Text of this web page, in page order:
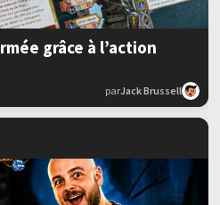
grâce à l’action
parJack Brussell